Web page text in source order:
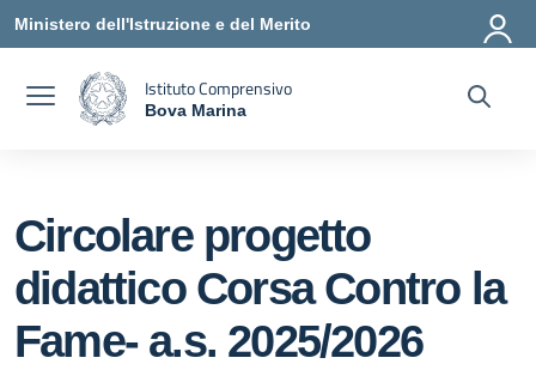
Ministero dell'Istruzione e del Merito
Istituto Comprensivo
Bova Marina
Circolare progetto
didattico Corsa Contro la
Fame- a.s. 2025/2026